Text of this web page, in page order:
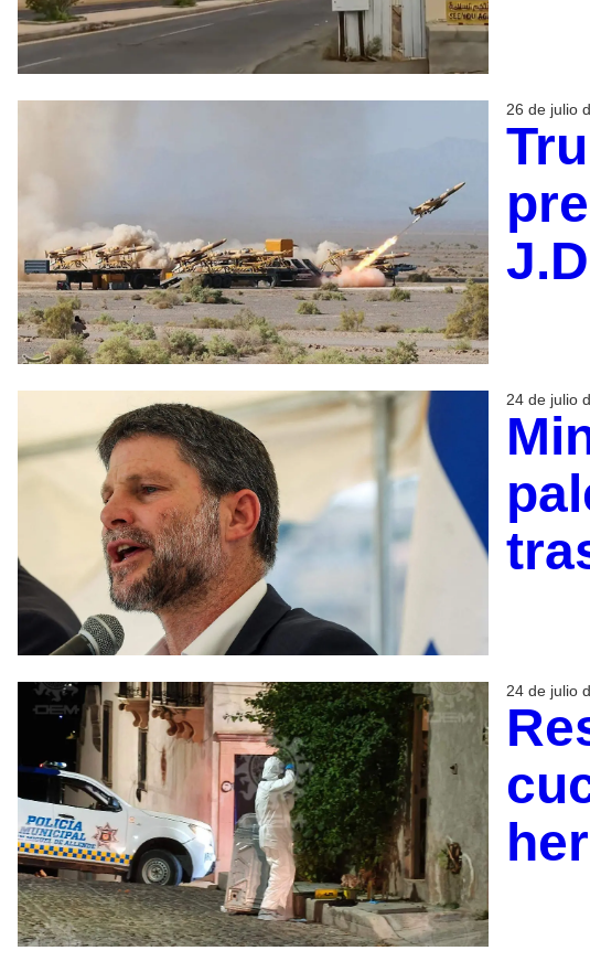
26 de julio
24 de julio
24 de julio